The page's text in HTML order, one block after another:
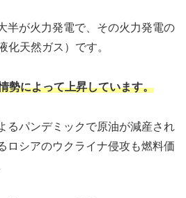
半が火力発電で、その火力発電の
化天然ガス）です。
勢によって上昇しています。
るパンデミックで原油が減産され
ロシアのウクライナ侵攻も燃料価